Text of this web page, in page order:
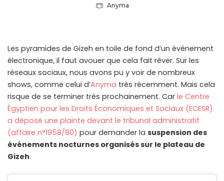
Anyma
Les pyramides de Gizeh en toile de fond d’un événement
électronique, il faut avouer que cela fait rêver. Sur les
réseaux sociaux, nous avons pu y voir de nombreux
shows, comme celui d’Anyma très récemment. Mais cela
risque de se terminer très prochainement. Car le Centre
Égyptien pour les Droits Économiques et Sociaux (ECESR)
a déposé une plainte devant le tribunal administratif
(affaire n°1958/80) pour demander la suspension des
événements nocturnes organisés sur le plateau de
Gizeh.